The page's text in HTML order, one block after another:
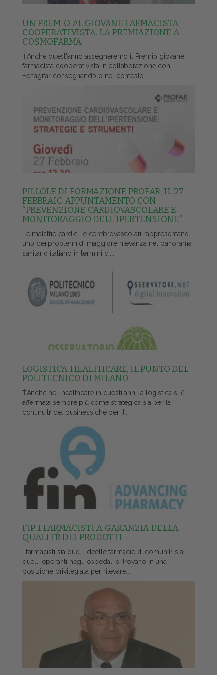
UN PREMIO AL GIOVANE FARMACISTA
COOPERATIVISTA. LA PREMIAZIONE A
COSMOFARMA
ŤAnche quest'anno assegneremo il Premio giovane
farmacista cooperativista in collaborazione con
Fenagifar consegnandolo nel contesto...
PILLOLE DI FORMAZIONE PROFAR, IL 27
FEBBRAIO APPUNTAMENTO CON
“PREVENZIONE CARDIOVASCOLARE E
MONITORAGGIO DELL’IPERTENSIONE”
Le malattie cardio- e cerebrovascolari rappresentano
uno dei problemi di maggiore rilevanza nel panorama
sanitario italiano in termini di...
LOGISTICA HEALTHCARE, IL PUNTO DEL
POLITECNICO DI MILANO
ŤAnche nell'healthcare in questi anni la logistica si č
affermata sempre piů come strategica sia per la
continuitŕ del business che per il...
FIP, I FARMACISTI A GARANZIA DELLA
QUALITŔ DEI PRODOTTI
I farmacisti sia quelli deelle farmacie di comunitŕ sia
quelli operanti negli ospedali si trovano in una
posizione privilegiata per rilevare...